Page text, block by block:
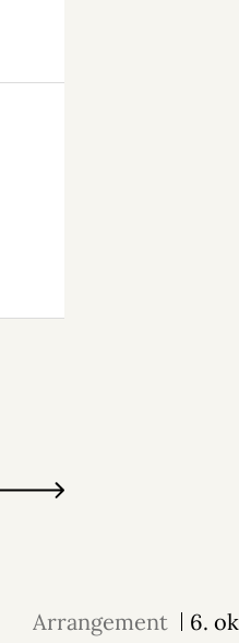
Arrangement 6.